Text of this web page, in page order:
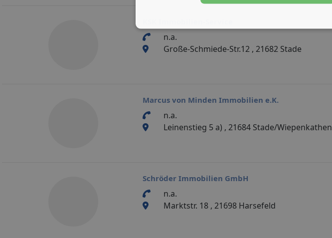
n.a.
Große-Schmiede-Str.12 , 21682 Stade
Marcus von Minden Immobilien e.K.
n.a.
Leinenstieg 5 a) , 21684 Stade/Wiepenkathen
Schröder Immobilien GmbH
n.a.
Marktstr. 18 , 21698 Harsefeld